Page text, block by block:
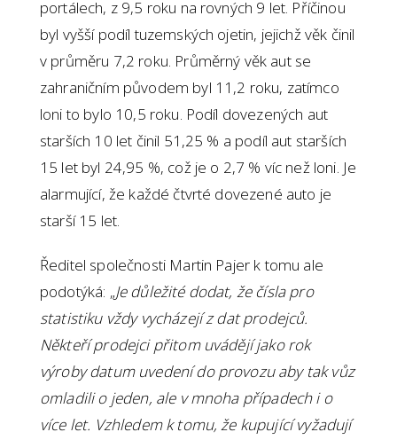
portálech, z 9,5 roku na rovných 9 let. Příčinou
byl vyšší podíl tuzemských ojetin, jejichž věk činil
v průměru 7,2 roku. Průměrný věk aut se
zahraničním původem byl 11,2 roku, zatímco
loni to bylo 10,5 roku. Podíl dovezených aut
starších 10 let činil 51,25 % a podíl aut starších
15 let byl 24,95 %, což je o 2,7 % víc než loni. Je
alarmující, že každé čtvrté dovezené auto je
starší 15 let.
Ředitel společnosti Martin Pajer k tomu ale
podotýká: „Je důležité dodat, že čísla pro
statistiku vždy vycházejí z dat prodejců.
Někteří prodejci přitom uvádějí jako rok
výroby datum uvedení do provozu aby tak vůz
omladili o jeden, ale v mnoha případech i o
více let. Vzhledem k tomu, že kupující vyžadují